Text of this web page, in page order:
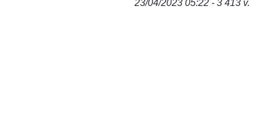
23/04/2023 05:22 - 3 413 v.